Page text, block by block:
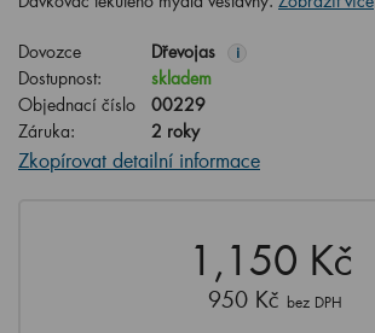
Dovozce Dřevojas i
Dostupnost:
skladem
Objednací číslo
00229
Záruka:
2 roky
Zkopírovat detailní informace
1,150 Kč
950 Kč bez DPH